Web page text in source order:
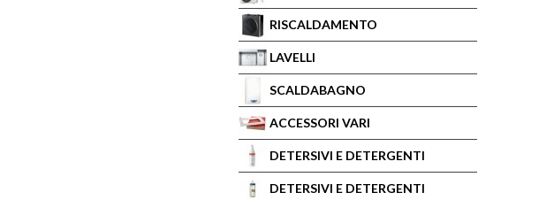
RISCALDAMENTO
LAVELLI
SCALDABAGNO
ACCESSORI VARI
DETERSIVI E DETERGENTI
DETERSIVI E DETERGENTI